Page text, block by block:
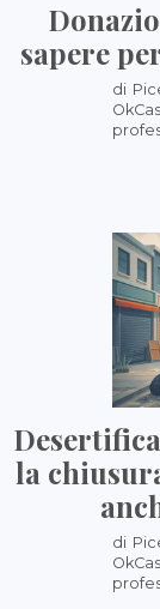
sapere
di
la
di